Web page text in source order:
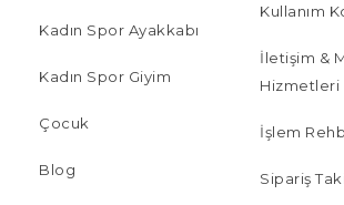
Kadın Spor Ayakkabı
Kadın Spor Giyim
Çocuk
Blog
Kullanım
İletişim &
Hizmetleri
İşlem
Sipariş